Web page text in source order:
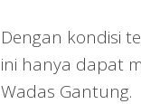
Dengan kondisi
ini hanya dapat
Wadas Gantung.